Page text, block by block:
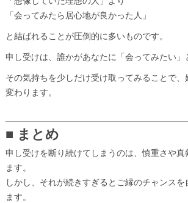
「会ってみたら居心地が良かった人」
と結ばれることが圧倒的に多いものです。
申し受けは、誰かがあなたに「会ってみたい」
その気持ちを少しだけ受け取ってみることで、
変わります。
■ まとめ
申し受けを断り続けてしまうのは、慎重さや真
ます。
しかし、それが続きすぎるとご縁のチャンス
ます。